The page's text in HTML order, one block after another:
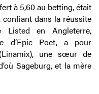
à 5,60 au betting, était
dans la réussite
Listed en Angleterre,
d’Epic Poet, a pour
une sœur de
Sageburg, et la mère